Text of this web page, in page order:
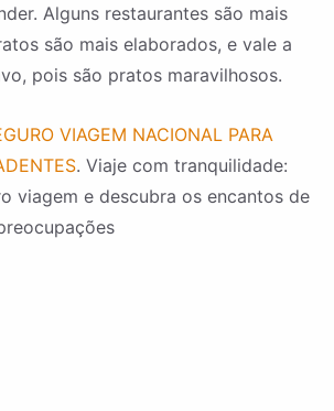
Alguns restaurantes são mais
são mais elaborados, e vale a
pois são pratos maravilhosos.
VIAGEM NACIONAL PARA
. Viaje com tranquilidade:
viagem e descubra os encantos de